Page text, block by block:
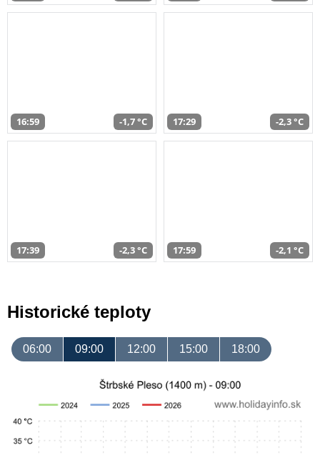
16:59 -1,7 °C 17:29 -2,3 °C
17:39 -2,3 °C 17:59 -2,1 °C
Historické teploty
06:00 09:00 12:00 15:00 18:00